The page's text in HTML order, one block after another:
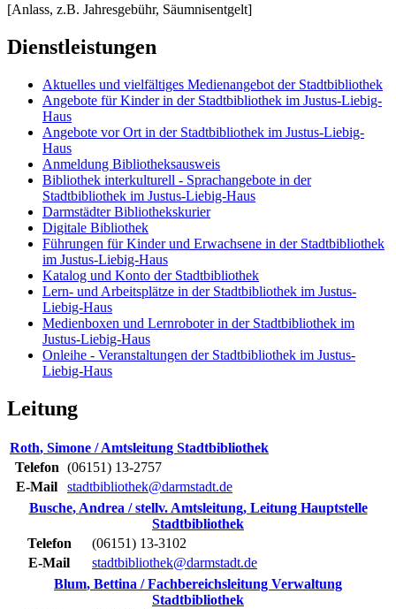
[Anlass, z.B. Jahresgebühr, Säumnisentgelt]
Dienstleistungen
Aktuelles und vielfältiges Medienangebot der Stadtbibliothek
Angebote für Kinder in der Stadtbibliothek im Justus-Liebig-
Haus
Angebote vor Ort in der Stadtbibliothek im Justus-Liebig-
Haus
Anmeldung Bibliotheksausweis
Bibliothek interkulturell - Sprachangebote in der
Stadtbibliothek im Justus-Liebig-Haus
Darmstädter Bibliothekskurier
Digitale Bibliothek
Führungen für Kinder und Erwachsene in der Stadtbibliothek
im Justus-Liebig-Haus
Katalog und Konto der Stadtbibliothek
Lern- und Arbeitsplätze in der Stadtbibliothek im Justus-
Liebig-Haus
Medienboxen und Lernroboter in der Stadtbibliothek im
Justus-Liebig-Haus
Onleihe - Veranstaltungen der Stadtbibliothek im Justus-
Liebig-Haus
Leitung
Roth, Simone / Amtsleitung Stadtbibliothek
Telefon (06151) 13-2757
E-Mail
stadtbibliothek@darmstadt.de
Busche,Andrea / stellv. Amtsleitung, Leitung Hauptstelle
Stadtbibliothek
Telefon
(06151) 13-3102
E-Mail
stadtbibliothek@darmstadt.de
Blum, Bettina / Fachbereichsleitung Verwaltung
Stadtbibliothek